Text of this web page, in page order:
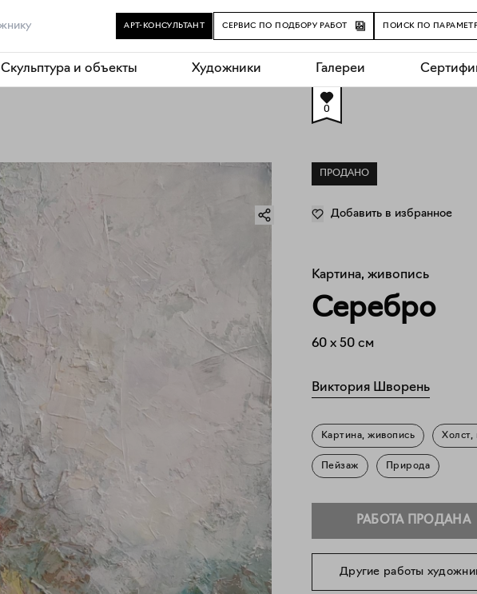
АРТ-КОНСУЛЬТАНТ СЕРВИС ПО ПОДБОРУ РАБОТ ПОИСК ПО
Скульптура и объекты Художники Галереи
ПРОДАНО
0
Добавить в избранное
Картина, живопись
Серебро
60 x 50 см
Виктория Шворень
Картина, живопись Холст,
Пейзаж Природа
РАБОТА ПРОДАНА
Другие работы